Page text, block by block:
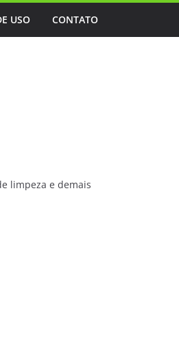
USO CONTATO
limpeza e demais